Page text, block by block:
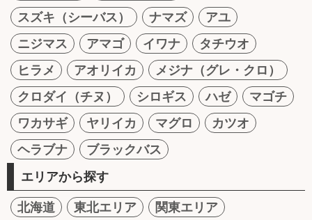
スズキ（シーバス）
ナマズ
アユ
ニジマス
アマゴ イワナ
タチウオ
ヒラメ
アオリイカ
メジナ（グレ・クロ）
クロダイ（チヌ）
シロギス ハゼ
マゴチ
ワカサギ
ヤリイカ マグロ
カツオ
ヘラブナ
ブラックバス
エリアから探す
北海道 東北エリア
関東エリア